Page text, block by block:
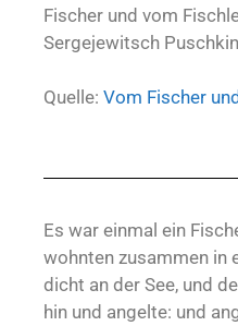
Fischer und vom
Sergejewitsch
Quelle: Vom Fischer
Es war einmal ein
wohnten zusammen in
dicht an der See, und
hin und angelte: und